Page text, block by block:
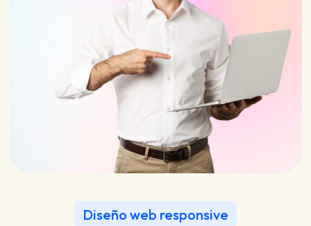
Diseño web responsive